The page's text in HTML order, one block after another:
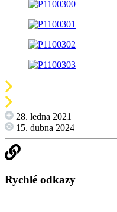
28. ledna 2021
15. dubna 2024
Rychlé odkazy